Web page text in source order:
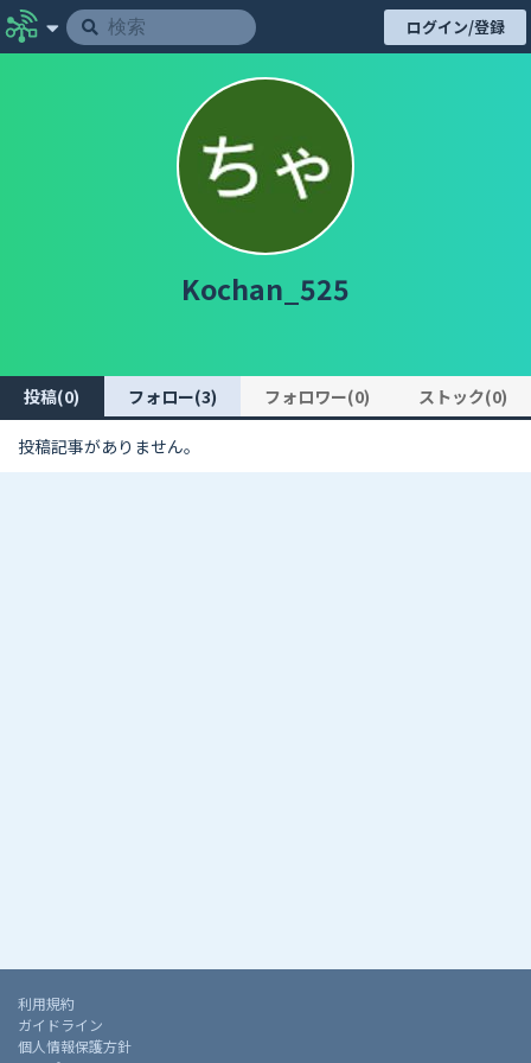
ログイン/登録
Kochan_525
投稿(0) フォロー(3) フォロワー(0) ストック(0)
投稿記事がありません。
利用規約
ガイドライン
個人情報保護方針